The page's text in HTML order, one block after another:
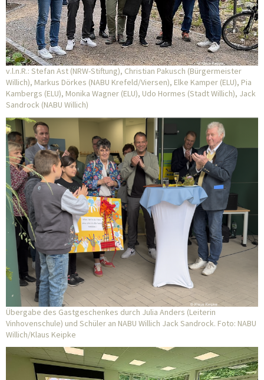
v.l.n.R.: Stefan Ast (NRW-Stiftung), Christian Pakusch (Bürgermeister
Willich), Markus Dörkes (NABU Krefeld/Viersen), Elke Kamper (ELU), Pia
Kambergs (ELU), Monika Wagner (ELU), Udo Hormes (Stadt Willich), Jack
Sandrock (NABU Willich)
Übergabe des Gastgeschenkes durch Julia Anders (Leiterin
Vinhovenschule) und Schüler an NABU Willich Jack Sandrock. Foto: NABU
Willich/Klaus Keipke